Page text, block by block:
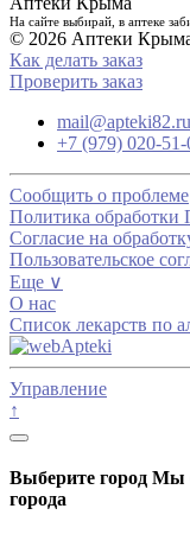
На сайте выбирай, в аптеке
© 2026 Аптеки
Как делать заказ
Проверить заказ
mail@apteki82.ru
+7 (979) 020-51-
Сообщить о проблеме
Политика обработки
Согласие на
Пользовательское
Еще ∨
О нас
Список лекарств по
Управление
↑
Выберите город Мы
города